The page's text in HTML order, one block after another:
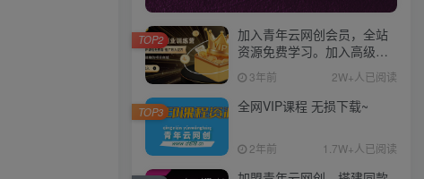
加入青年云网创会员，全站
资源免费学习。加入高级合
伙人，推广日入1000+
3年前 2W+人已阅读
TOP2
全网VIP课程 无损下载~
2年前 1.7W+人已阅读
TOP3